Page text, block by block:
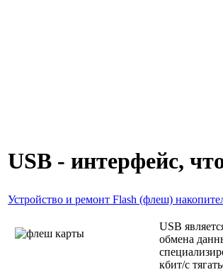
USB - интерфейс,
Устройство и ремонт Flash (флеш)
USB
обмена
кбит/с